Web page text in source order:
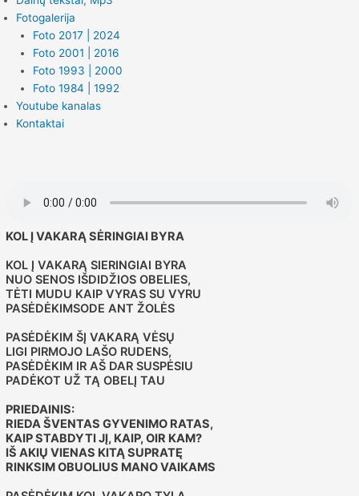
Fotogalerija
Foto 2017 | 2024
Foto 2001 | 2016
Foto 1993 | 2000
Foto 1984 | 1992
Youtube kanalas
Kontaktai
KOL Į VAKARĄ SĖRINGIAI BYRA
KOL Į VAKARĄ SIERINGIAI BYRA
NUO SENOS IŠDIDŽIOS OBELIES,
TĖTI MUDU KAIP VYRAS SU VYRU
PASĖDĖKIMSODE ANT ŽOLĖS
PASĖDĖKIM ŠĮ VAKARĄ VĖSŲ
LIGI PIRMOJO LAŠO RUDENS,
PASĖDĖKIM IR AŠ DAR SUSPĖSIU
PADĖKOT UŽ TĄ OBELĮ TAU
PRIEDAINIS:
RIEDA ŠVENTAS GYVENIMO RATAS,
KAIP STABDYTI JĮ, KAIP, OIR KAM?
IŠ AKIŲ VIENAS KITĄ SUPRATĘ
RINKSIM OBUOLIUS MANO VAIKAMS